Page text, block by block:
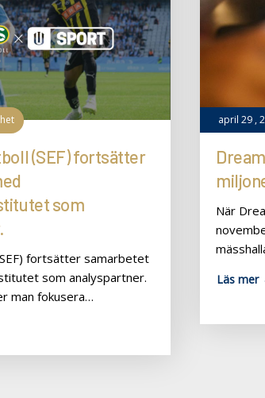
(SEF) fortsätter
som
fortsätter samarbetet
som analyspartner.
man fokusera…
april 29 ,
När
Läs mer